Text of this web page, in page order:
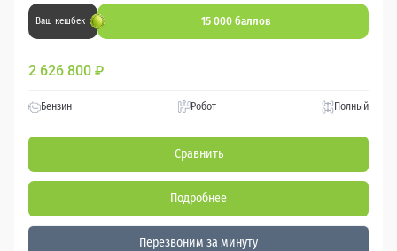
Ваш кешбек 15 000 баллов
2 626 800 ₽
Бензин Робот Полный
Сравнить
Подробнее
Перезвоним за минуту